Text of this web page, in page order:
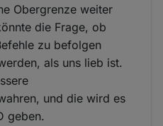
Obergrenze weiter
die Frage, ob
zu befolgen
als uns lieb ist.
und die wird es
geben.